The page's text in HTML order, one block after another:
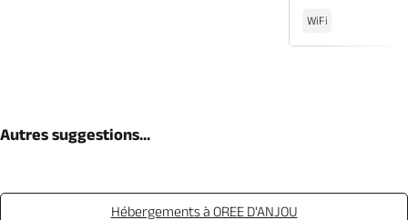
WiFi
Autres suggestions...
Hébergements à OREE D'ANJOU